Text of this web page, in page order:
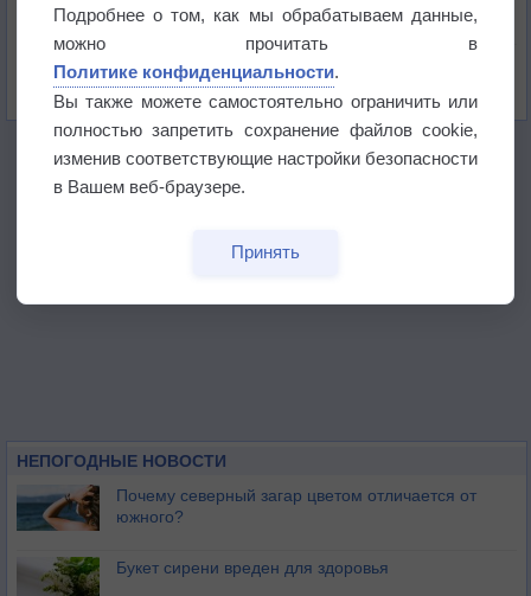
Погода в Екатеринбурге 5 августа
НЕПОГОДНЫЕ НОВОСТИ
Почему северный загар цветом отличается от
южного?
Букет сирени вреден для здоровья
Подробнее о том, как мы обрабатываем данные,
можно прочитать в
Политике конфиденциальности.
Вы также можете самостоятельно ограничить или
полностью запретить сохранение файлов cookie,
изменив соответствующие настройки безопасности
в Вашем веб-браузере.
Принять